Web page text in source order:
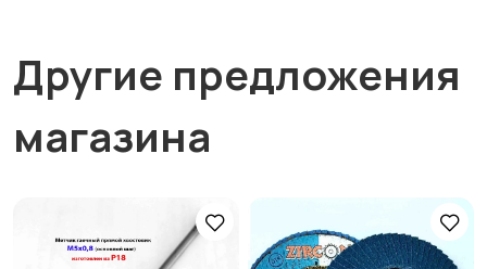
Другие предложения
магазина